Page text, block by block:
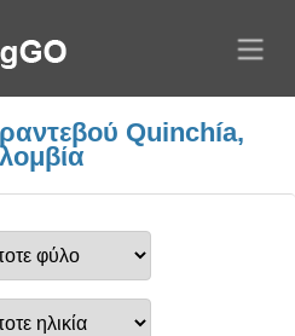
Quinchía,